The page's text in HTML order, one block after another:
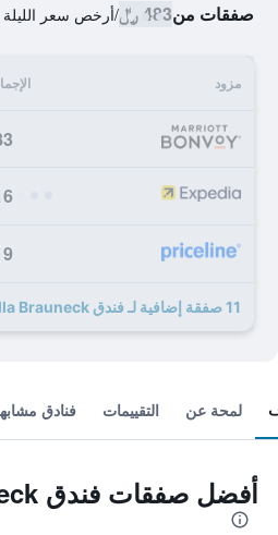
صفقات من483 ﷼ /أرخص سعر الليلة
مزود
11 صفقة إضافية لـ فندق Arabella Brauneck
لمحة عن التقييمات فنادق
أفضل صفقات فندق Arabella Brauneck